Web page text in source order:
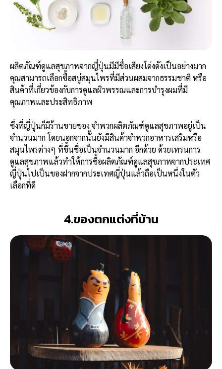
ผลิตภัณฑ์ดูแลสุขภาพจากญี่ปุ่นมีมีชื่อเสียงโด่งดังเป็นอย่างมาก
คุณสามารถเลือกซื้อสบู่สมุนไพรที่มีส่วนผสมจากธรรมชาติ หรือ
สินค้าที่เกี่ยวข้องกับการดูแลผิวพรรณและการบำรุงผมที่มี
คุณภาพและประสิทธิภาพ
ซึ่งที่ญี่ปุ่นก็มีร้านขายของ จำพวกผลิตภัณฑ์ดูแลสุขภาพอยู่เป็น
จำนวนมาก โดยนอกจากนั้นยังมีสินค้าจำพวกอาหารเสริมหรือ
สมุนไพรต่างๆ ที่ขึ้นชื่อเป็นจำนวนมาก อีกด้วย ด้วยเทรนการ
ดูแลสุขภาพแล้วทำให้การซื้อผลิตภัณฑ์ดูแลสุขภาพจากประเทศ
ญี่ปุ่นไปเป็นของฝากจากประเทศญี่ปุ่นแล้วถือเป็นหนึ่งในตัว
เลือกที่ดี
4.ของตกแต่งที่บ้าน